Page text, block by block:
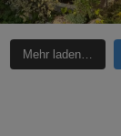
Mehr laden…